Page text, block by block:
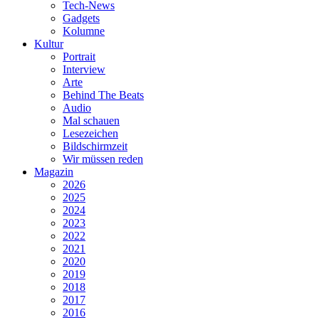
Tech-News
Gadgets
Kolumne
Kultur
Portrait
Interview
Arte
Behind The Beats
Audio
Mal schauen
Lesezeichen
Bildschirmzeit
Wir müssen reden
Magazin
2026
2025
2024
2023
2022
2021
2020
2019
2018
2017
2016